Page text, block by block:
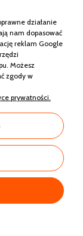
zamówienia
w
działanie
nam dopasować
reklam Google
Możesz
zgody w
prywatności.